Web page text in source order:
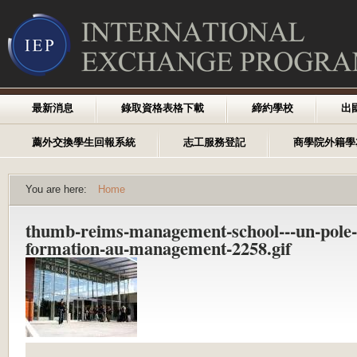
最新消息 錄取資格表格下載 締約學校 出
薦外交換學生回報系統 志工服務登記 商學院外籍
You are here: Home
thumb-reims-management-school---un-
formation-au-management-2258.gif